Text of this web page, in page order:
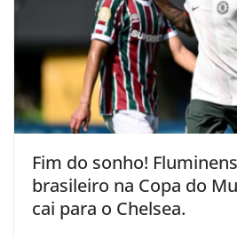
Fim do sonho!
brasileiro na Copa do
cai para o Chelsea.